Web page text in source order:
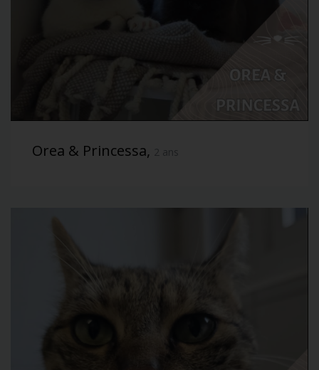
Orea & Princessa, 2 ans